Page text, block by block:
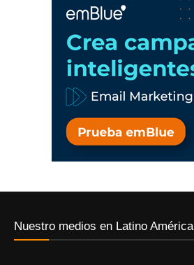
Nuestro medios en Latino América